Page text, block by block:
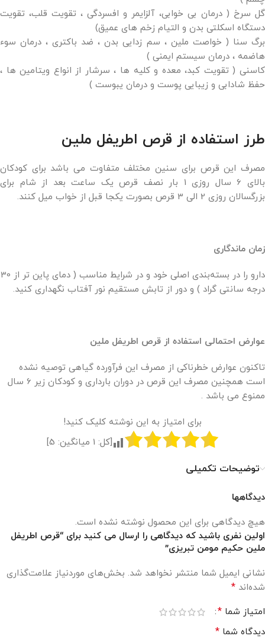
گل سرخ ( درمان بی خوابی، آلزایمر و افسردگی ، تقویت قلب، تقویت
دستگاه اسکلتی بدن و التیام زخم های عمیق)
برگ سنا ( خواصت ملین ، سم زدایی بدن ، ضد باکتری ، درمان سوء
هاضمه ، درمان سیستم ایمنی )
کاسنی ( تقویت کبد، معده و کلیه ها ، سرشار از انواع ویتامین ها ،
حفظ شادابی و زیبایی پوست و درمان یبوست )
طرز استفاده از قرص اطریفل ملین
مصرف این قرص برای سنین مختلف متفاوت می باشد برای کودکان
بالای 6 سال روزی 1 بار نصف قرص یک ساعت بعد از شام برای
بزرگسالان روزی 2 الی 3 قرص بصورت یکجا قبل از خواب میل کنند.
زمان ماندگاری
دارو را در بسته‌بندی اصلی خود و در شرایط مناسب ( دمای پاین تر از 30
درجه سانتی گراد ) و دور از تابش مستقیم نور آفتاب نگهداری کنید.
عوارض احتمالی استفاده از قرص اطریفل ملین
تاکنون عوارض خطرناکی از مصرف این فرآورده گیاهی توصیه نشده
است همچنین مصرف این قرص در دوران بارداری و کودکان زیر 6 سال
ممنوع می باشد .
برای امتیاز به این نوشته کلیک کنید!
[کل: 1 میانگین: 5
]
توضیحات تکمیلی
دیدگاهها
هیچ دیدگاهی برای این محصول نوشته نشده است.
اولین نفری باشید که دیدگاهی را ارسال می کنید برای “قرص اطریفل
ملین حکیم مومن تبریزی”
نشانی ایمیل شما منتشر نخواهد شد. بخش‌های موردنیاز علامت‌گذاری
شده‌اند *
امتیاز شما *
دیدگاه شما *